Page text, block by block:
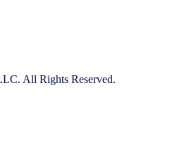
All Rights Reserved.